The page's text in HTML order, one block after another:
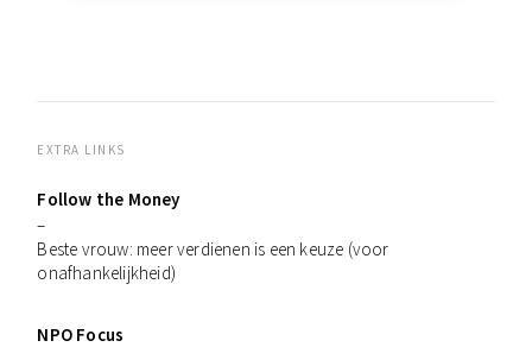
EXTRA LINKS
Follow the Money
–
Beste vrouw: meer verdienen is een keuze (voor
onafhankelijkheid)
NPO Focus